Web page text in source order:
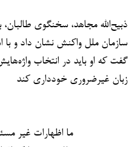
ذبیح‌الله مجاهد، سخنگوی
سازمان ملل واکنش نشان داد و با
گفت که او باید در انتخاب
زبان غیرضروری خودداری کند
ما اظهارات غیر